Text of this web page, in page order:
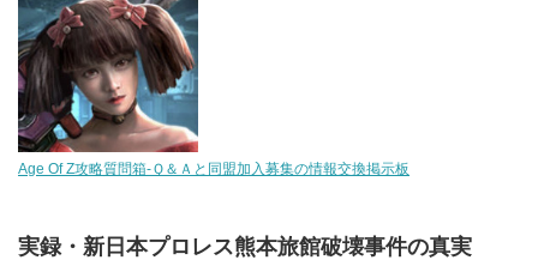
Age Of Z攻略質問箱-Ｑ＆Ａと同盟加入募集の情報交換掲示板
実録・新日本プロレス熊本旅館破壊事件の真実